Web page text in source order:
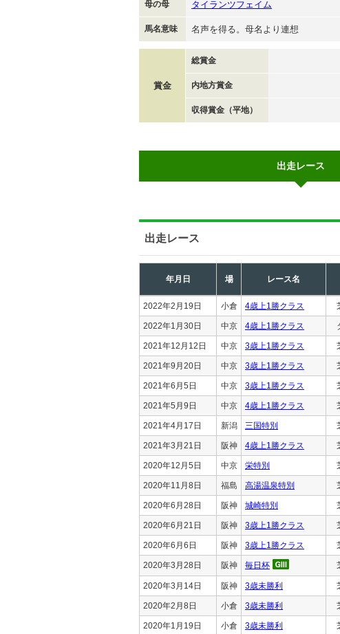
母の母 タイランツフェイム
馬名意味 名声を得る。母名より連想
賞金
総賞金
内地方賞金
収得賞金（平地）
出走レース
出走レース
年月日 場 レース名
2022年2月19日 小倉 4歳上1勝クラス
2022年1月30日 中京 4歳上1勝クラス
2021年12月12日 中京 3歳上1勝クラス
2021年9月20日 中京 3歳上1勝クラス
2021年6月5日 中京 3歳上1勝クラス
2021年5月9日 中京 4歳上1勝クラス
2021年4月17日 新潟 三国特別
2021年3月21日 阪神 4歳上1勝クラス
2020年12月5日 中京 栄特別
2020年11月8日 福島 高湯温泉特別
2020年6月28日 阪神 城崎特別
2020年6月21日 阪神 3歳上1勝クラス
2020年6月6日 阪神 3歳上1勝クラス
2020年3月28日 阪神 毎日杯
2020年3月14日 阪神 3歳未勝利
2020年2月8日 小倉 3歳未勝利
2020年1月19日 小倉 3歳未勝利